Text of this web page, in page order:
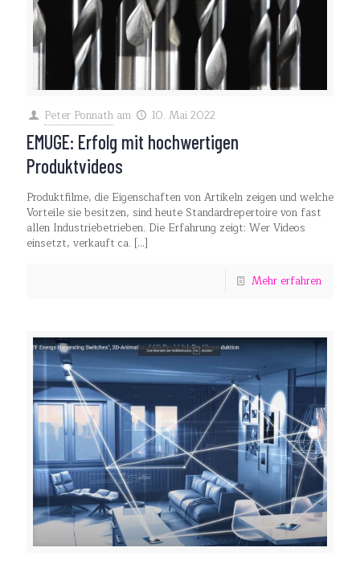
Peter Ponnath am 10. Mai 2022
EMUGE: Erfolg mit hochwertigen
Produktvideos
Produktfilme, die Eigenschaften von Artikeln zeigen und welche
Vorteile sie besitzen, sind heute Standardrepertoire von fast
allen Industriebetrieben. Die Erfahrung zeigt: Wer Videos
einsetzt, verkauft ca. […]
Mehr erfahren